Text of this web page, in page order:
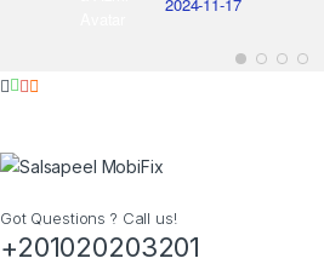
2024-11-17
Got Questions ? Call us!
+201020203201